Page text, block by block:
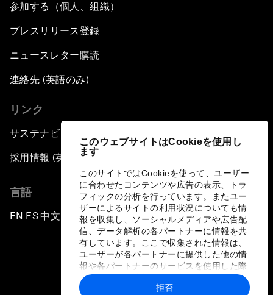
このウェブサイトはCookieを使用し
ます
このサイトではCookieを使って、ユーザー
に合わせたコンテンツや広告の表示、トラ
フィックの分析を行っています。またユー
ザーによるサイトの利用状況についても情
報を収集し、ソーシャルメディアや広告配
信、データ解析の各パートナーに情報を共
有しています。ここで収集された情報は、
ユーザーが各パートナーに提供した他の情
報や各パートナーのサービスを使用した際
に収集された情報と組み合わされ、各パー
トナーによって使用されることがありま
拒否
参加する（個人、組織）
プレスリリース登録
ニュースレター購読
連絡先 (英語のみ)
リンク
サステナビリティへの取り組み
採用情報 (英語のみ)
言語
EN ▪ ES▪中文▪ 日本語